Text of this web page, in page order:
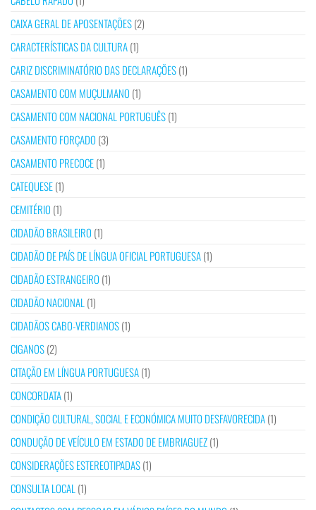
CAIXA GERAL DE APOSENTAÇÕES(2)
CARACTERÍSTICAS DA CULTURA(1)
CARIZ DISCRIMINATÓRIO DAS DECLARAÇÕES(1)
CASAMENTO COM MUÇULMANO (1)
CASAMENTO COM NACIONAL PORTUGUÊS(1)
CASAMENTO FORÇADO (3)
CASAMENTO PRECOCE(1)
CATEQUESE(1)
CEMITÉRIO (1)
CIDADÃO BRASILEIRO (1)
CIDADÃO DE PAÍS DE LÍNGUA OFICIAL PORTUGUESA(1)
CIDADÃO ESTRANGEIRO (1)
CIDADÃO NACIONAL (1)
CIDADÃOS CABO-VERDIANOS(1)
CIGANOS(2)
CITAÇÃO EM LÍNGUA PORTUGUESA(1)
CONCORDATA(1)
CONDIÇÃO CULTURAL, SOCIAL E ECONÓMICA MUITO DESFAVORECIDA(1)
CONDUÇÃO DE VEÍCULO EM ESTADO DE EMBRIAGUEZ(1)
CONSIDERAÇÕES ESTEREOTIPADAS(1)
CONSULTA LOCAL (1)